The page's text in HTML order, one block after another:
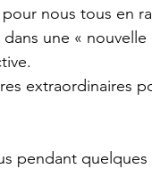
nous tous en
une «
extraordinaires
pendant